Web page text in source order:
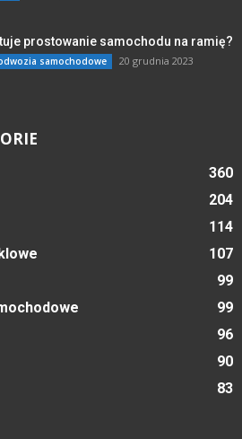
prostowanie samochodu na ramię?
samochodowe 20 grudnia 2023
360
204
114
107
99
99
96
90
83